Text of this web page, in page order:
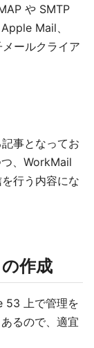
や SMTP
Mail、
ールクライア
事となってお
、WorkMail
行う内容にな
作成
53 上で管理を
るので、適宜